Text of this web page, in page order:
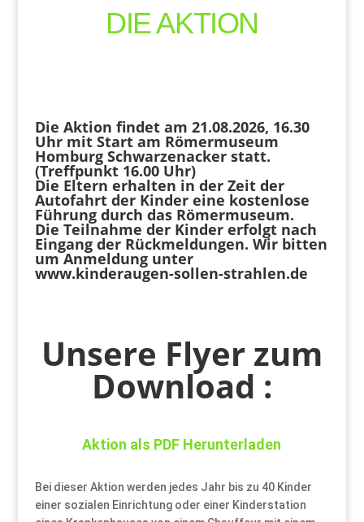
DIE AKTION
Die Aktion findet am 21.08.2026, 16.30
Uhr mit Start am Römermuseum
Homburg Schwarzenacker statt.
(Treffpunkt 16.00 Uhr)
Die Eltern erhalten in der Zeit der
Autofahrt der Kinder eine kostenlose
Führung durch das Römermuseum.
Die Teilnahme der Kinder erfolgt nach
Eingang der Rückmeldungen. Wir bitten
um Anmeldung unter
www.kinderaugen-sollen-strahlen.de
Unsere Flyer zum
Download :
Aktion als PDF Herunterladen
Bei dieser Aktion werden jedes Jahr bis zu 40 Kinder
einer sozialen Einrichtung oder einer Kinderstation